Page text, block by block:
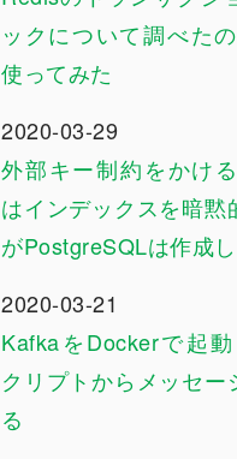
ックについて調べた
使ってみた
2020-03-29
外部キー制約をかけ
はインデックスを暗黙
がPostgreSQLは作成
2020-03-21
KafkaをDockerで起
クリプトからメッセー
る